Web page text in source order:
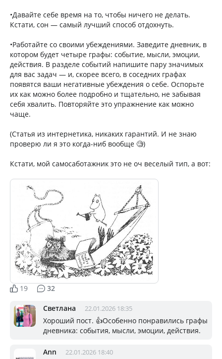
•Давайте себе время на то, чтобы ничего не делать.
Кстати, сон — самый лучший способ отдохнуть.
•Работайте со своими убеждениями. Заведите дневник, в
котором будет четыре графы: событие, мысли, эмоции,
действия. В разделе событий напишите пару значимых
для вас задач — и, скорее всего, в соседних графах
появятся ваши негативные убеждения о себе. Оспорьте
их как можно более подробно и тщательно, не забывая
себя хвалить. Повторяйте это упражнение как можно
чаще.
(Статья из интернетика, никаких гарантий. И не знаю
проверю ли я это когда-ниб вообще 🧐)
Кстати, мой самосаботажник это не оч веселый тип, а вот:
19 32
Светлана 22.01.2026 18:35
Хороший пост. 👍Особенно понравились графы
дневникa: события, мысли, эмоции, действия.
Ann 22.01.2026 18:40